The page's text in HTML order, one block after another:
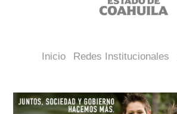
Inicio Redes Institucionales